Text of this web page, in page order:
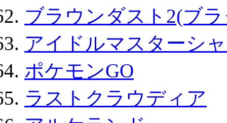
ブラウンダスト2(ブ
アイドルマスターシ
ポケモンGO
ラストクラウディア